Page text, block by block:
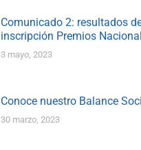
Comunicado 2: resultados
inscripción Premios
3 mayo, 2023
Conoce nuestro Balance
30 marzo, 2023